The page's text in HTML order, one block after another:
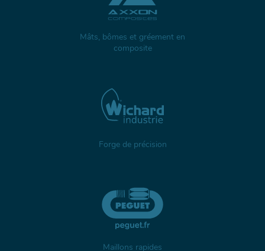
Mâts, bômes et gréement en
composite
Forge de précision
Maillons rapides